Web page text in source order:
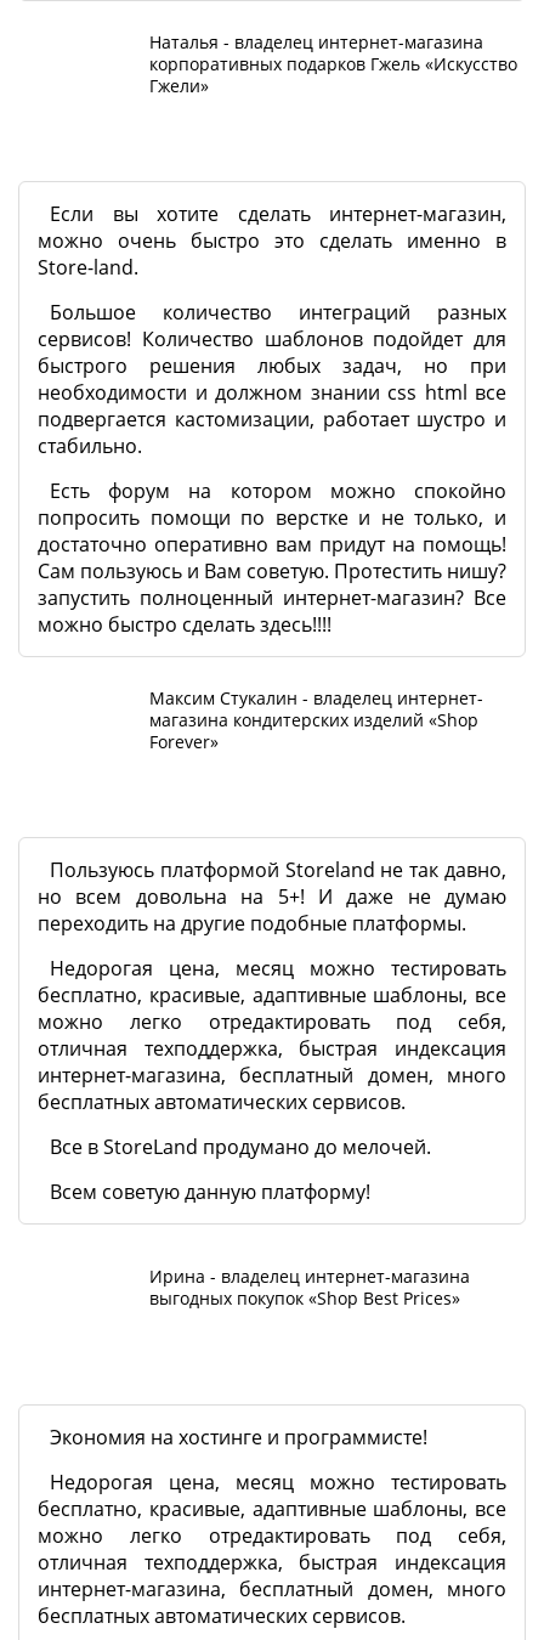
Наталья - владелец интернет-магазина
корпоративных подарков Гжель «Искусство
Гжели»
Если вы хотите сделать интернет-магазин,
можно очень быстро это сделать именно в
Store-land.
Большое количество интеграций разных
сервисов! Количество шаблонов подойдет для
быстрого решения любых задач, но при
необходимости и должном знании css html все
подвергается кастомизации, работает шустро и
стабильно.
Есть форум на котором можно спокойно
попросить помощи по верстке и не только, и
достаточно оперативно вам придут на помощь!
Сам пользуюсь и Вам советую. Протестить нишу?
запустить полноценный интернет-магазин? Все
можно быстро сделать здесь!!!!
Максим Стукалин - владелец интернет-
магазина кондитерских изделий «Shop
Forever»
Пользуюсь платформой Storeland не так давно,
но всем довольна на 5+! И даже не думаю
переходить на другие подобные платформы.
Недорогая цена, месяц можно тестировать
бесплатно, красивые, адаптивные шаблоны, все
можно легко отредактировать под себя,
отличная техподдержка, быстрая индексация
интернет-магазина, бесплатный домен, много
бесплатных автоматических сервисов.
Все в StoreLand продумано до мелочей.
Всем советую данную платформу!
Ирина - владелец интернет-магазина
выгодных покупок «Shop Best Prices»
Экономия на хостинге и программисте!
Недорогая цена, месяц можно тестировать
бесплатно, красивые, адаптивные шаблоны, все
можно легко отредактировать под себя,
отличная техподдержка, быстрая индексация
интернет-магазина, бесплатный домен, много
бесплатных автоматических сервисов.